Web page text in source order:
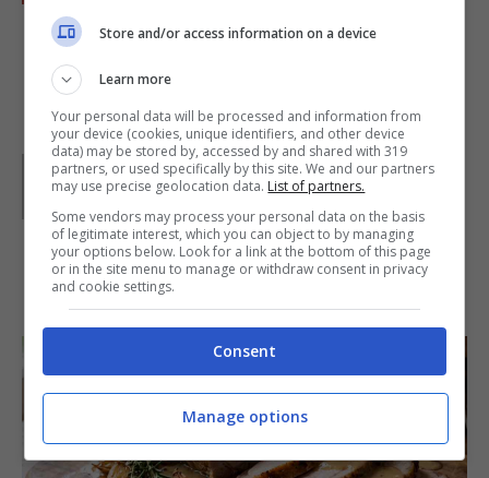
saporita, vi consiglio le scaloppine
all'orientale, che vi abbiamo già proposto.
Parole di Paoletta
Paoletta è stata collaboratrice di Buttalapasta dal 2008
primi ai contorni, dai secondi ai dolci.
IN PRIMO PIANO
Store and/or access information on a device
Learn more
Your personal data will be processed and information from
your device (cookies, unique identifiers, and other device
data) may be stored by, accessed by and shared with 319
partners, or used specifically by this site. We and our partners
may use precise geolocation data. List of partners.
Some vendors may process your personal data on the basis
of legitimate interest, which you can object to by managing
your options below. Look for a link at the bottom of this page
or in the site menu to manage or withdraw consent in privacy
and cookie settings.
Consent
Manage options